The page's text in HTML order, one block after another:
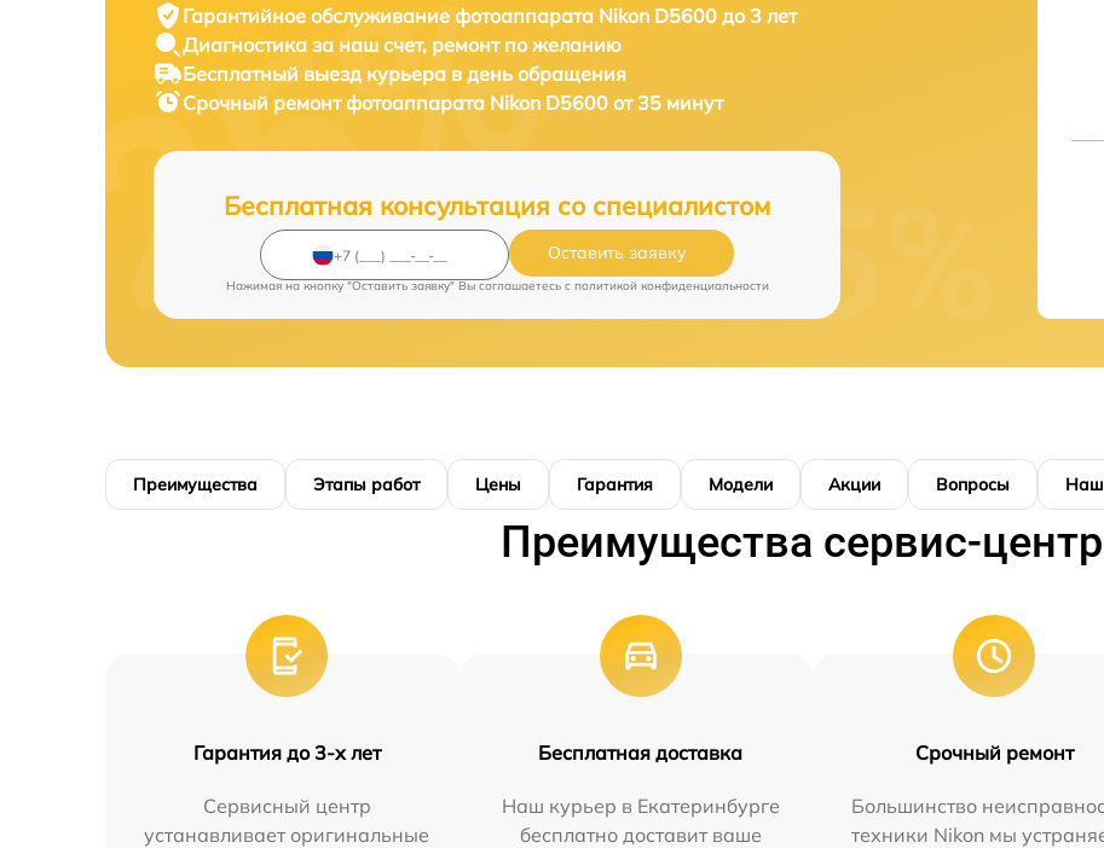
Гарантийное обслуживание фотоаппарата Nikon D5600 до 3 лет
Диагностика за наш счет, ремонт по желанию
Бесплатный выезд курьера в день обращения
Срочный ремонтфотоаппарата Nikon D5600 от 35 минут
Бесплатная консультация со специалистом
Оставить заявку
Нажимая на кнопку "Оставить заявку" Вы соглашаетесь c политикой конфиденциальности
Преимущества Этапы работ Цены Гарантия Модели Акции Вопросы
Преимущества сервис-
Гарантия до 3-х лет
Сервисный центр
устанавливает оригинальные
Бесплатная доставка
Наш курьер в Екатеринбурге
бесплатно доставит ваше
Срочный ремонт
Большинство
техники Nikon мы